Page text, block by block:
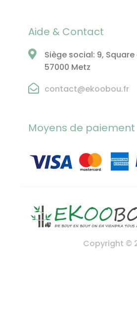
Aide & Contact
Siège social: 9,
57000 Metz
contact@ekoobou.fr
Moyens de paiement
Copyright ©